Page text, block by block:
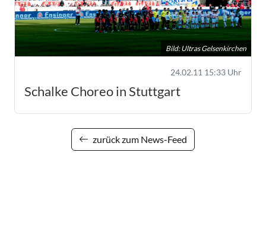
Bild: Ultras Gelsenkirchen
24.02.11 15:33 Uhr
Schalke Choreo in Stuttgart
zurück zum News-Feed